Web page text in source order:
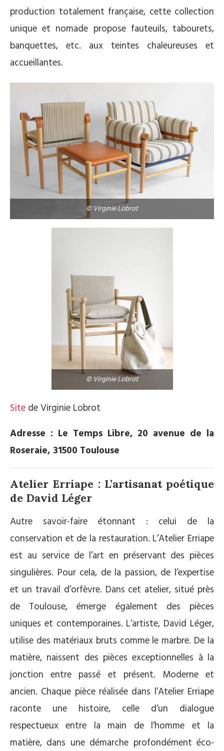
production totalement française, cette collection
unique et nomade propose fauteuils, tabourets,
banquettes, etc. aux teintes chaleureuses et
accueillantes.
© Virginie Lobrot
© Virginie Lobrot
Site de Virginie Lobrot
Adresse : Le Temps Libre, 20 avenue de la
Roseraie, 31500 Toulouse
Atelier Erriape : L’artisanat poétique
de David Léger
Autre savoir-faire étonnant : celui de la
conservation et de la restauration. L’Atelier Erriape
est au service de l’art en préservant des pièces
singulières. Pour cela, de la passion, de l’expertise
et un travail d’orfèvre. Dans cet atelier, situé près
de Toulouse, émerge également des pièces
uniques et contemporaines. L’artiste, David Léger,
utilise des matériaux bruts comme le marbre. De la
matière, naissent des pièces exceptionnelles à la
jonction entre passé et présent. Moderne et
ancien. Chaque pièce réalisée dans l’Atelier Erriape
raconte une histoire, celle d’un dialogue
respectueux entre la main de l’homme et la
matière, dans une démarche profondément éco-